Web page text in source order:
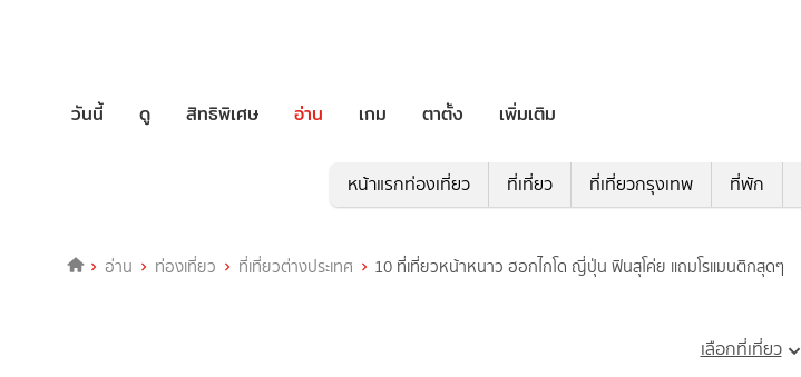
วันนี้ ดู สิทธิพิเศษ อ่าน เกม ตาตั้ง เพิ่มเติม
หน้าแรกท่องเที่ยว ที่เที่ยว ที่เที่ยวกรุงเทพ ที่พัก
อ่าน ท่องเที่ยว ที่เที่ยวต่างประเทศ 10 ที่เที่ยวหน้าหนาว ฮอกไกโด ญี่ปุ่น ฟินสุโค่ย แถมโรแมนติกสุดๆ
เลือกที่เที่ยว